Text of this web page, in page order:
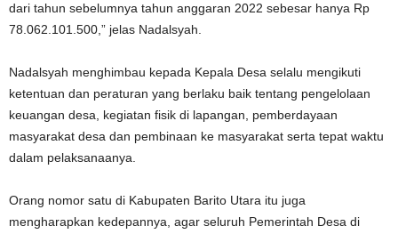
dari tahun sebelumnya tahun anggaran 2022 sebesar hanya Rp
78.062.101.500,” jelas Nadalsyah.
Nadalsyah menghimbau kepada Kepala Desa selalu mengikuti
ketentuan dan peraturan yang berlaku baik tentang pengelolaan
keuangan desa, kegiatan fisik di lapangan, pemberdayaan
masyarakat desa dan pembinaan ke masyarakat serta tepat waktu
dalam pelaksanaanya.
Orang nomor satu di Kabupaten Barito Utara itu juga
mengharapkan kedepannya, agar seluruh Pemerintah Desa di